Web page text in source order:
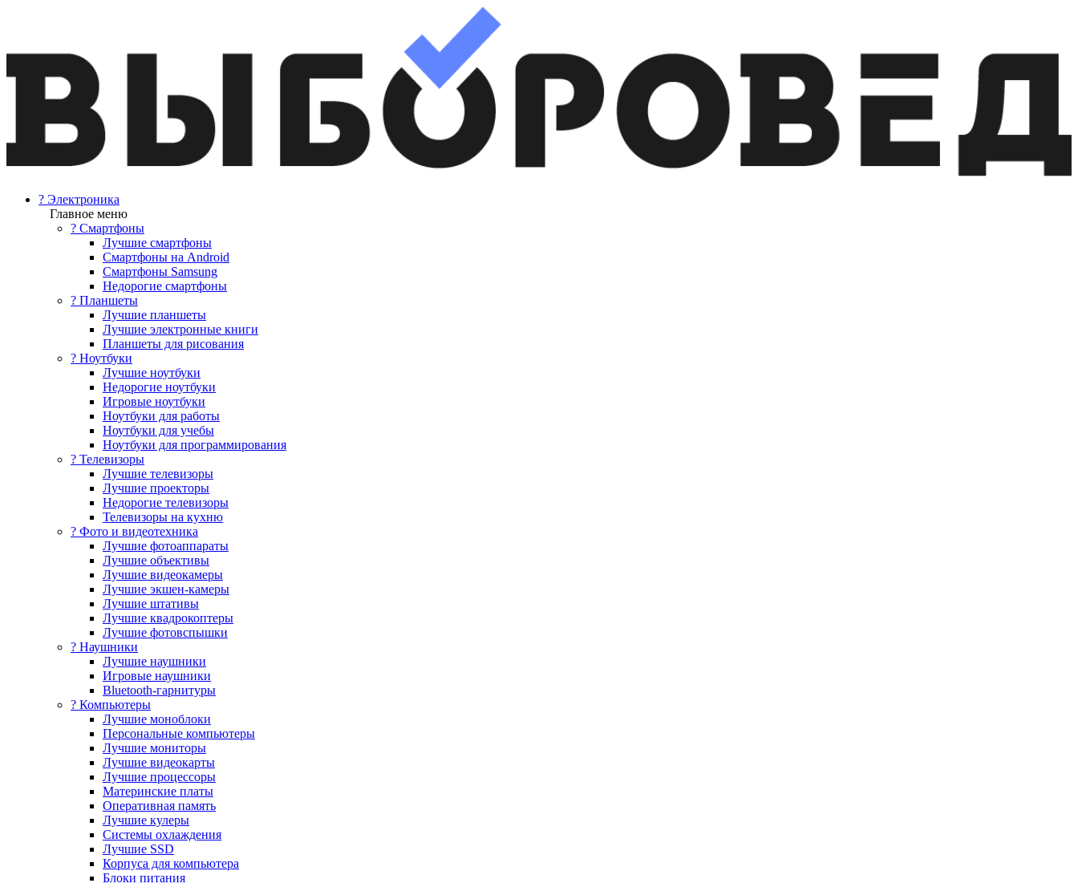
? Электроника
Главное меню
? Смартфоны
Лучшие смартфоны
Смартфоны на Android
Смартфоны Samsung
Недорогие смартфоны
? Планшеты
Лучшие планшеты
Лучшие электронные книги
Планшеты для рисования
? Ноутбуки
Лучшие ноутбуки
Недорогие ноутбуки
Игровые ноутбуки
Ноутбуки для работы
Ноутбуки для учебы
Ноутбуки для программирования
? Телевизоры
Лучшие телевизоры
Лучшие проекторы
Недорогие телевизоры
Телевизоры на кухню
? Фото и видеотехника
Лучшие фотоаппараты
Лучшие объективы
Лучшие видеокамеры
Лучшие экшен-камеры
Лучшие штативы
Лучшие квадрокоптеры
Лучшие фотовспышки
? Наушники
Лучшие наушники
Игровые наушники
Bluetooth-гарнитуры
?️ Компьютеры
Лучшие моноблоки
Персональные компьютеры
Лучшие мониторы
Лучшие видеокарты
Лучшие процессоры
Материнские платы
Оперативная память
Лучшие кулеры
Системы охлаждения
Лучшие SSD
Корпуса для компьютера
Блоки питания